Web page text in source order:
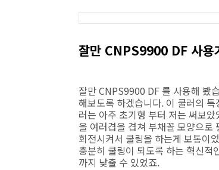
잘만 CNPS9900 DF 사용
잘만 CNPS9900 DF 를 사용해 봤
해보도록 하겠습니다. 이 쿨러의
러는 아주 초기형 부터 저는 써보
을 여러겹을 겹쳐 부채꼴 모양으로
회전시켜서 쿨링을 하는게 보통이
충분히 쿨링이 되도록 하는 혁신적
까지 낮출 수 있었죠.